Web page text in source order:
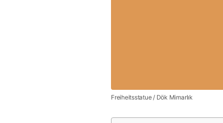
Freiheitsstatue / Dök Mimarlık